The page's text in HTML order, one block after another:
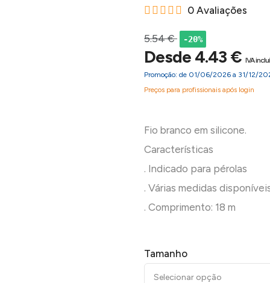
0 Avaliações
5.54 € -20%
Desde 4.43 € IVA
Promoção: de 01/06/2026 a 31/12/
Preços para profissionais após login
Fio branco em silicone.
Características
. Indicado para pérolas
. Várias medidas
Tamanho